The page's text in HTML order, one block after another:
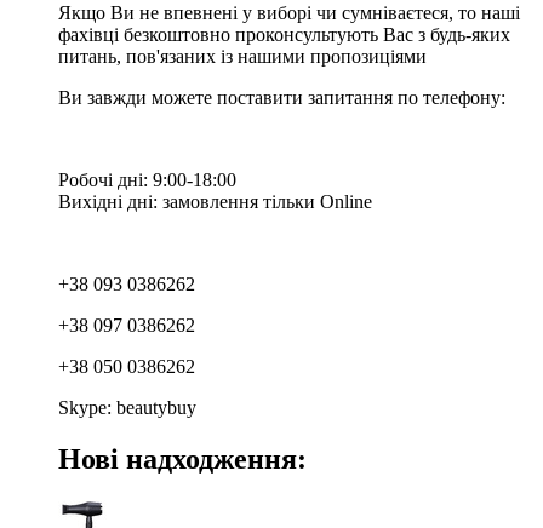
Якщо Ви не впевнені у виборі чи сумніваєтеся, то наші
фахівці безкоштовно проконсультують Вас з будь-яких
питань, пов'язаних із нашими пропозиціями
Ви завжди можете поставити запитання по телефону:
Робочі дні: 9:00-18:00
Вихідні дні: замовлення тільки Online
+38 093 0386262
+38 097 0386262
+38 050 0386262
Skype: beautybuy
Нові надходження: